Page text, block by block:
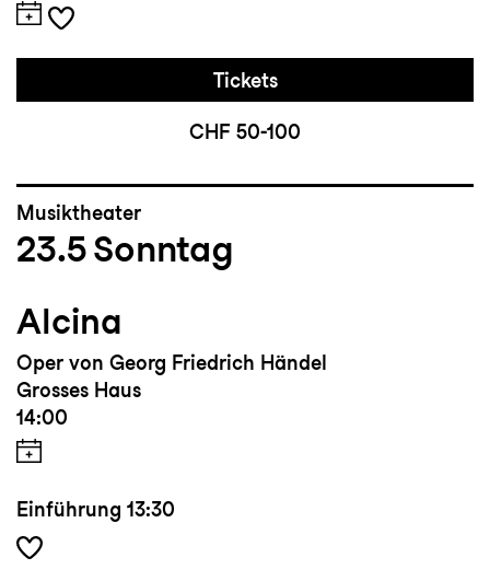
Tickets
CHF 50-100
Musiktheater
23.5Sonntag
Alcina
Oper von Georg Friedrich Händel
Grosses Haus
14:00
Einführung 13:30